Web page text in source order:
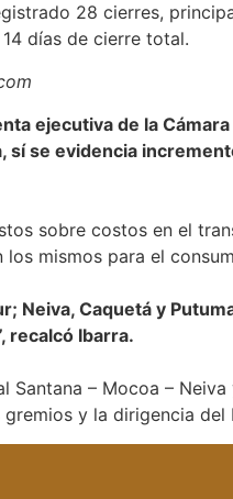
28 cierres,
días de cierre total.
ejecutiva de la
sí se evidencia
sobre costos en el
mismos para el
Neiva, Caquetá y
recalcó Ibarra.
Santana – Mocoa –
y la dirigencia